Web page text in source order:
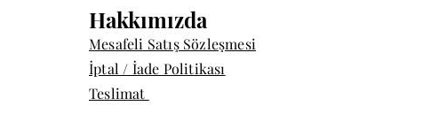
Hakkımızda
Mesafeli Satış Sözleşmesi
İptal / İade Politikası
Teslimat